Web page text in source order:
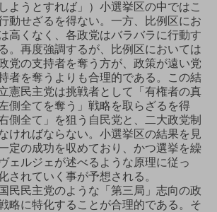
ようとすれば」）小選挙区の中ではこ
動せざるを得ない。一方、比例区にお
高くなく、各政党はバラバラに行動す
。再度強調するが、比例区においては
党の支持者を奪う方が、政策が遠い党
者を奪うよりも合理的である。この結
憲民主党は挑戦者として「有権者の真
側全てを奪う」戦略を取らざるを得
側全て」を狙う自民党と、二大政党制
ければならない。小選挙区の結果を見
定の成功を収めており、かつ選挙を繰
ェルジェが述べるような原理に従っ
されていく事が予想される。
民民主党のような「第三局」志向の政
略に特化することが合理的である。そ